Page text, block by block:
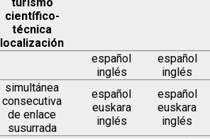
científico-
técnica
localización
español
inglés
español
inglés
simultánea
consecutiva
de enlace
susurrada
español
euskara
inglés
español
euskara
inglés